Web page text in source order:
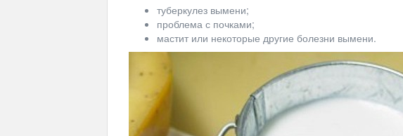
туберкулез вымени;
проблема с почками;
мастит или некоторые другие болезни вымени.